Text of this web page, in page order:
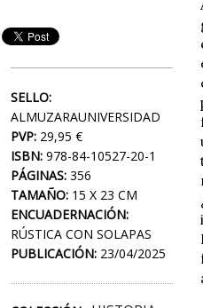
SELLO:
ALMUZARAUNIVERSIDAD
PVP: 29,95 €
ISBN: 978-84-10527-20-1
PÁGINAS: 356
TAMAÑO: 15 X 23 CM
ENCUADERNACIÓN:
RÚSTICA CON SOLAPAS
PUBLICACIÓN: 23/04/2025